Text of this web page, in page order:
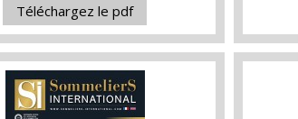
Téléchargez le pdf